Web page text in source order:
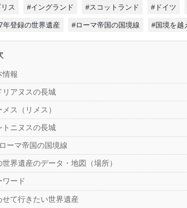
ス #イングランド #スコットランド #ドイツ
年登録の世界遺産 #ローマ帝国の国境線 #国境を越
情報
リアヌスの長城
メス（リメス）
トニヌスの長城
ローマ帝国の国境線
世界遺産のデータ・地図（場所）
ワード
せて行きたい世界遺産